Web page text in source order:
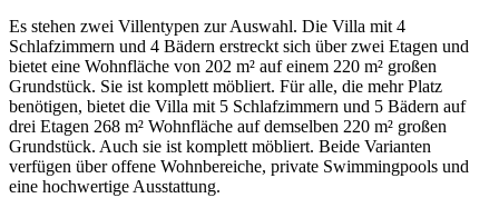
Es stehen zwei Villentypen zur Auswahl. Die Villa mit 4
Schlafzimmern und 4 Bädern erstreckt sich über zwei Etagen und
bietet eine Wohnfläche von 202 m² auf einem 220 m² großen
Grundstück. Sie ist komplett möbliert. Für alle, die mehr Platz
benötigen, bietet die Villa mit 5 Schlafzimmern und 5 Bädern auf
drei Etagen 268 m² Wohnfläche auf demselben 220 m² großen
Grundstück. Auch sie ist komplett möbliert. Beide Varianten
verfügen über offene Wohnbereiche, private Swimmingpools und
eine hochwertige Ausstattung.